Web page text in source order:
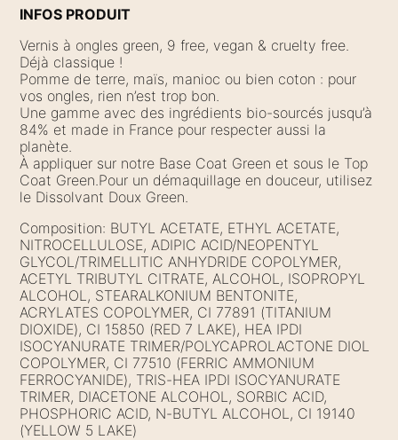
INFOS PRODUIT
Vernis à ongles green, 9 free, vegan & cruelty free.
Déjà classique !
Pomme de terre, maïs, manioc ou bien coton : pour
vos ongles, rien n’est trop bon.
Une gamme avec des ingrédients bio-sourcés jusqu’à
84% et made in France pour respecter aussi la
planète.
À appliquer sur notre Base Coat Green et sous le Top
Coat Green.Pour un démaquillage en douceur, utilisez
le Dissolvant Doux Green.
Composition: BUTYL ACETATE, ETHYL ACETATE,
NITROCELLULOSE, ADIPIC ACID/NEOPENTYL
GLYCOL/TRIMELLITIC ANHYDRIDE COPOLYMER,
ACETYL TRIBUTYL CITRATE, ALCOHOL, ISOPROPYL
ALCOHOL, STEARALKONIUM BENTONITE,
ACRYLATES COPOLYMER, CI 77891 (TITANIUM
DIOXIDE), CI 15850 (RED 7 LAKE), HEA IPDI
ISOCYANURATE TRIMER/POLYCAPROLACTONE DIOL
COPOLYMER, CI 77510 (FERRIC AMMONIUM
FERROCYANIDE), TRIS-HEA IPDI ISOCYANURATE
TRIMER, DIACETONE ALCOHOL, SORBIC ACID,
PHOSPHORIC ACID, N-BUTYL ALCOHOL, CI 19140
(YELLOW 5 LAKE)